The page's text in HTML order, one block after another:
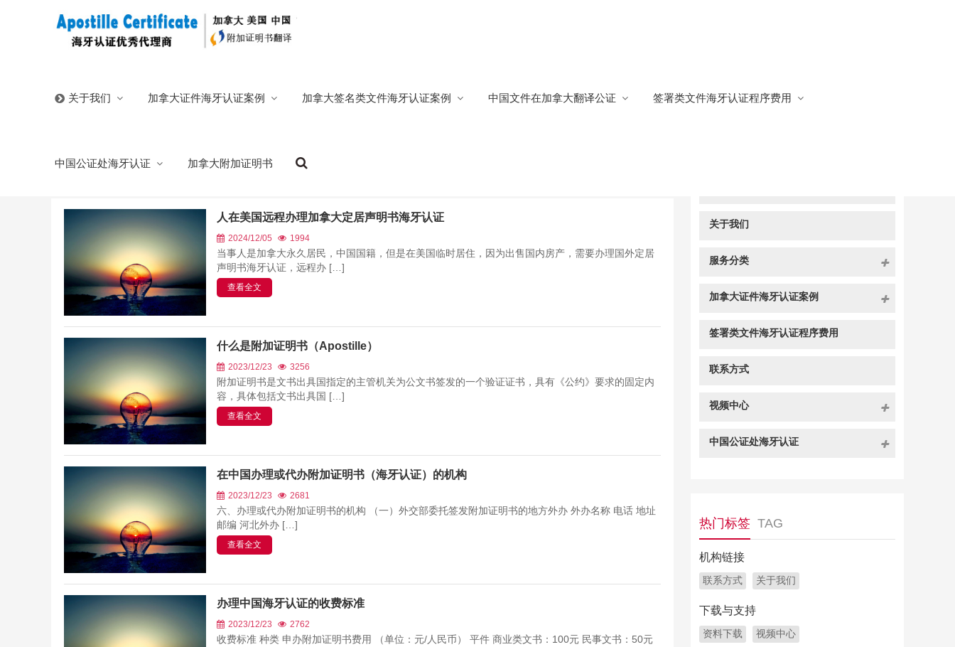
关于我们 加拿大证件海牙认证案例 加拿大签名类文件海牙认证案例 中国文件在加拿大翻译公证 签署类文件海牙认证程序费用
中国公证处海牙认证 加拿大附加证明书
中国附加证明书办理程序介绍，为各国客户提供海牙认证，
人在美国远程办理加拿大定居声明书海牙认证
2024/12/05 1994
当事人是加拿大永久居民，中国国籍，但是在美国临时居住，因为出售国内房产，需要办理国外定居
声明书海牙认证，远程办 […]
查看全文
什么是附加证明书（Apostille）
2023/12/23 3256
附加证明书是文书出具国指定的主管机关为公文书签发的一个验证证书，具有《公约》要求的固定内
容，具体包括文书出具国 […]
查看全文
在中国办理或代办附加证明书（海牙认证）的机构
2023/12/23 2681
六、办理或代办附加证明书的机构 （一）外交部委托签发附加证明书的地方外办 外办名称 电话 地址
邮编 河北外办 […]
查看全文
办理中国海牙认证的收费标准
2023/12/23 2762
收费标准 种类 申办附加证明书费用 （单位：元/人民币） 平件 商业类文书：100元 民事文书：50元
关于我们
服务分类
加拿大证件海牙认证案例
签署类文件海牙认证程序费用
联系方式
视频中心
中国公证处海牙认证
热门标签 TAG
机构链接
联系方式 关于我们
下载与支持
资料下载 视频中心